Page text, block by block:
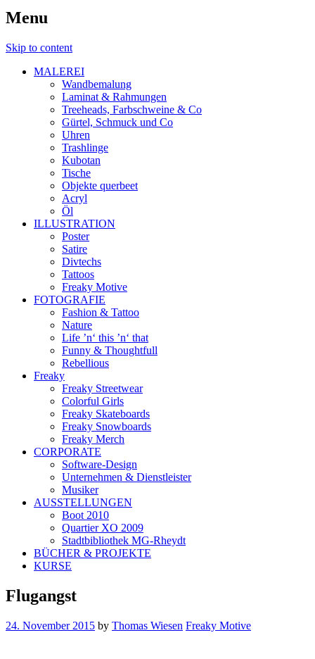
Menu
Skip to content
MALEREI
Wandbemalung
Laminat & Rahmungen
Treeheads, Farbschweine & Co
Gürtel, Schmuck und Co
Uhren
Trashlinge
Kubotan
Tische
Objekte querbeet
Acryl
Öl
ILLUSTRATION
Poster
Satire
Divtechs
Tattoos
Freaky Motive
FOTOGRAFIE
Fashion & Tattoo
Nature
Life ’n‘ this ’n‘ that
Funny & Thoughtfull
Rebellious
Freaky
Freaky Streetwear
Colorful Girls
Freaky Skateboards
Freaky Snowboards
Freaky Merch
CORPORATE
Software-Design
Unternehmen & Dienstleister
Musiker
AUSSTELLUNGEN
Boot 2010
Quartier XO 2009
Stadtbibliothek MG-Rheydt
BÜCHER & PROJEKTE
KURSE
Flugangst
24. November 2015 by Thomas Wiesen Freaky Motive